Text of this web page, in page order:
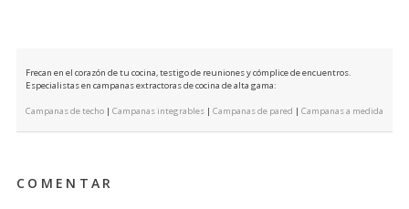
Frecan en el corazón de tu cocina, testigo de reuniones y cómplice de encuentros.
Especialistas en campanas extractoras de cocina de alta gama:
Campanas de techo | Campanas integrables | Campanas de pared | Campanas a medida
COMENTAR